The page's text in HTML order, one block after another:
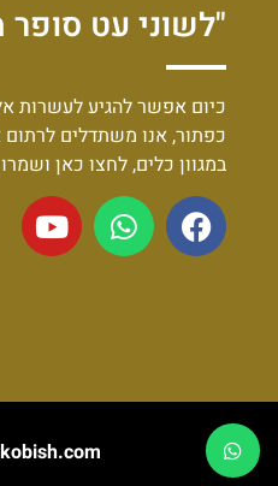
"לשוני עט סופר
כיום אפשר להגיע לעשרות
כפתור, אנו משתדלים
במגוון כלים, לחצו כאן
kobish.com